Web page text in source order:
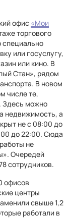
офис «Мои
торгового
специально
или госуслугу,
или кино. В
Стан», рядом
В новом
числе те,
Здесь можно
недвижимость, а
не с 08:00 до
до 22:00. Сюда
не
Очередей
сотрудников.
офисов
центры
свыше 1,2
работали в